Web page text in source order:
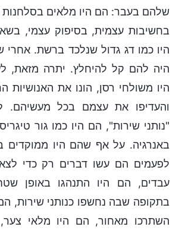
שלהם בעבר: הם היו מלאים בסלחנות
בחשיבות עצמית, בסיפוק עצמי,
היו כמו דג גדול שנלכד ברשת.
היה להם קל להיחלץ. יתרה מזאת,
היו משולחי רסן, הונו את האנושיות
והעדיפו את עצמם בכל מעשיהם.
"נותני שירות", הם היו כמו גור
באנרגיה. על אף שהם היו ממוקדים
לפעמים הם עשו דברים רק כדי
עבדים, הם היו התנהגו באופן
בתקופה שבה נחשפו כנותני שירות,
השתרכו מאחור, הם היו מלאי